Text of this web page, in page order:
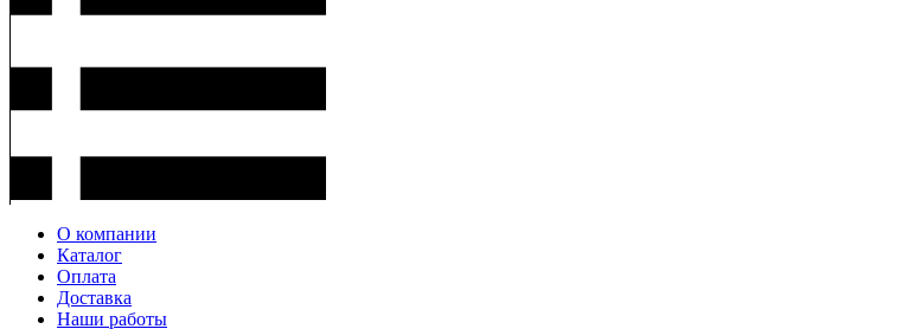
О компании
Каталог
Оплата
Доставка
Наши работы